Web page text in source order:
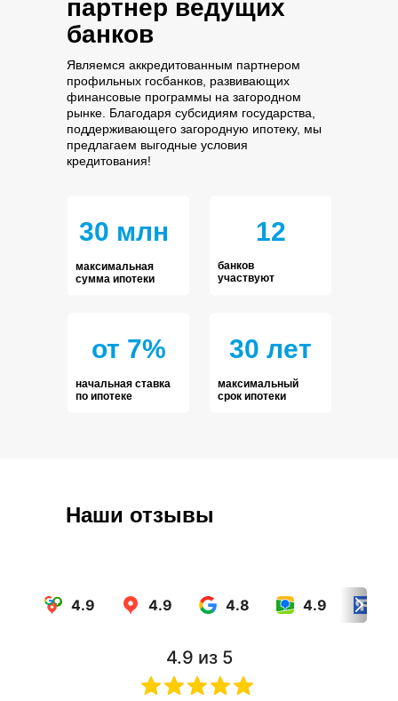
30 лет
максимальный
срок ипотеки
от 7%
начальная ставка
по ипотеке
12
банков
участвуют
30 млн
максимальная
сумма ипотеки
партнер ведущих
банков
Являемся аккредитованным партнером
профильных госбанков, развивающих
финансовые программы на загородном
рынке. Благодаря субсидиям государства,
поддерживающего загородную ипотеку, мы
предлагаем выгодные условия
кредитования!
Наши отзывы
4.9 4.9 4.8 4.9
4.9 из 5